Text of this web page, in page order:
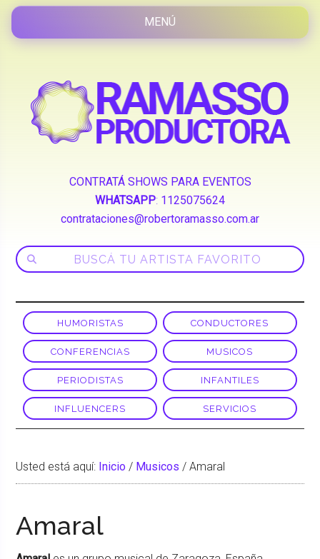
CONTRATÁ SHOWS PARA EVENTOS
WHATSAPP: 1125075624
contrataciones@robertoramasso.com.ar
HUMORISTAS CONDUCTORES
CONFERENCIAS MUSICOS
PERIODISTAS INFANTILES
INFLUENCERS SERVICIOS
Usted está aquí: Inicio / Musicos / Amaral
Amaral